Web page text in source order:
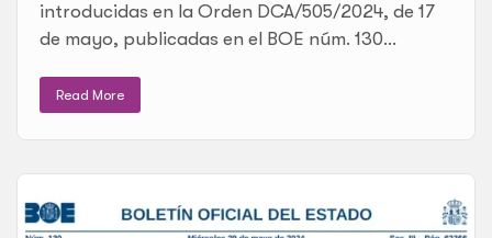
introducidas en la Orden DCA/505/2024, de 17
de mayo, publicadas en el BOE núm. 130...
Read More